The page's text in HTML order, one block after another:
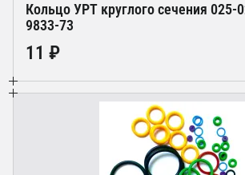
Кольцо УРТ круглого сечения 025-
9833-73
11 ₽